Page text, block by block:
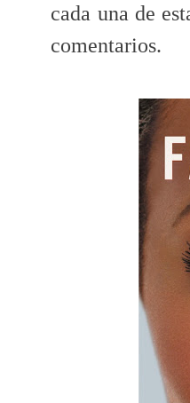
cada una de
comentarios.